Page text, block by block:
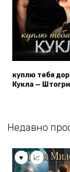
куплю тебя
Кукла —
Недавно